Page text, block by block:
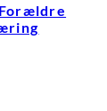
Forældre